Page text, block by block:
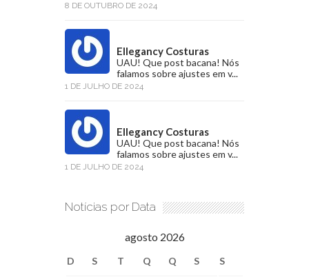
8 DE OUTUBRO DE 2024
Ellegancy Costuras
UAU! Que post bacana! Nós
falamos sobre ajustes em v...
1 DE JULHO DE 2024
Ellegancy Costuras
UAU! Que post bacana! Nós
falamos sobre ajustes em v...
1 DE JULHO DE 2024
Notícias por Data
agosto 2026
D S T Q Q S S